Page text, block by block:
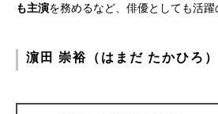
も主演を務めるなど、俳優としても活躍
濵田 崇裕（はまだ たかひろ）